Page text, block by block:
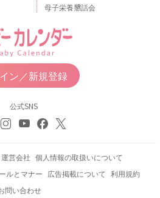
母子栄養懇話会
ン／新規登録
公式SNS
運営会社 個人情報の取扱いについて
ルとマナー 広告掲載について 利用規約
問い合わせ